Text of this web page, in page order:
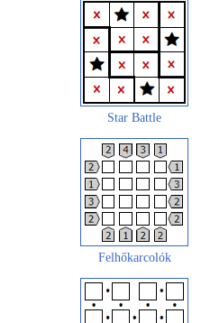
Star Battle
Felhőkarcolók